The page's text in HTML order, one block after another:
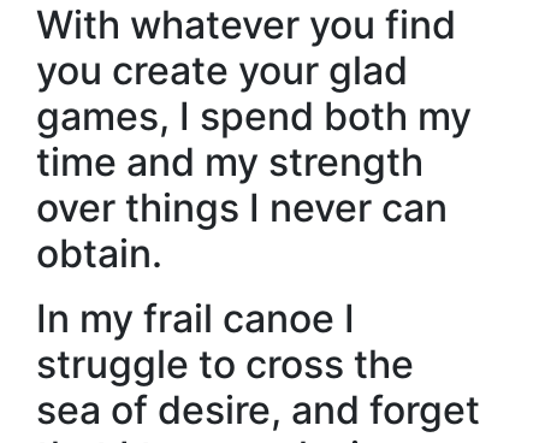
With whatever you find
you create your glad
games, I spend both my
time and my strength
over things I never can
obtain.
In my frail canoe I
struggle to cross the
sea of desire, and forget